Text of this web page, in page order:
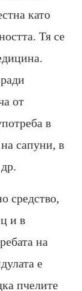
като
Тя се
от
в
сапуни, в
средство,
и в
на
е
пчелите